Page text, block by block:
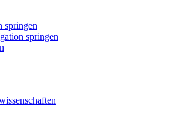
springen
springen